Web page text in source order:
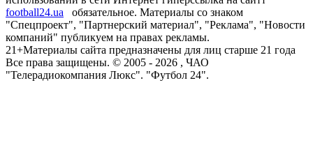
football24.ua
обязательное. Материалы со знаком
"Спецпроект", "Партнерский материал", "Реклама", "Новости
компаний" публикуем на правах рекламы.
21+Материалы сайта предназначены для лиц старше 21 года
Все права защищены. © 2005 - 2026 , ЧАО
"Телерадиокомпания Люкс". "Футбол 24".